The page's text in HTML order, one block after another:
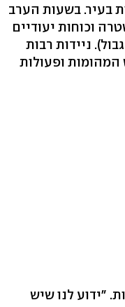
בעיר. בשעות הערב
כ-150 אנשי משטרה וכוחות יעודיים
ניידות רבות
ופעולות
"ידוע לנו שיש